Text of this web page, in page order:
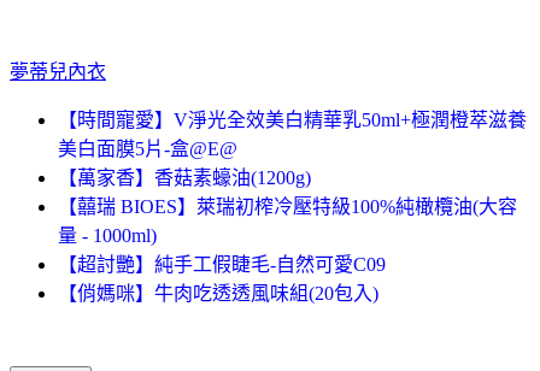
夢蒂兒內衣
【時間寵愛】V淨光全效美白精華乳50ml+極潤橙萃滋養
美白面膜5片-盒@E@
【萬家香】香菇素蠔油(1200g)
【囍瑞 BIOES】萊瑞初榨冷壓特級100%純橄欖油(大容
量 - 1000ml)
【超討艷】純手工假睫毛-自然可愛C09
【俏媽咪】牛肉吃透透風味組(20包入)